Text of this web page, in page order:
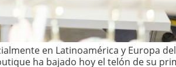
en Latinoamérica y Europa
ha bajado hoy el telón de su